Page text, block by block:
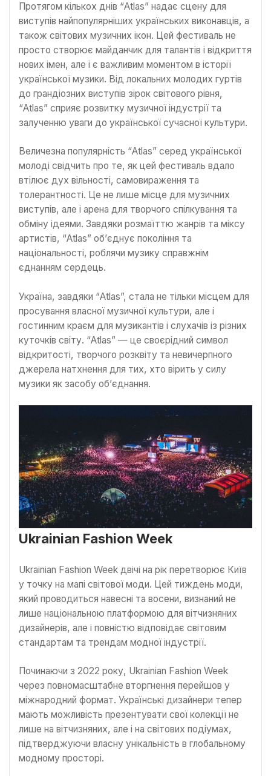
Протягом кількох днів “Atlas” надає сцену для
виступів найпопулярніших українських виконавців, а
також світових музичних ікон. Цей фестиваль не
просто створює майданчик для талантів і відкриття
нових імен, але і є важливим моментом в історії
української музики. Від локальних молодих гуртів
до грандіозних виступів зірок світового рівня,
“Atlas” сприяє розвитку музичної індустрії та
залученню уваги до української сучасної культури.
Величезна популярність “Atlas” серед української
молоді свідчить про те, як цей фестиваль вдало
втілює дух вільності, самовираження та
толерантності. Це не лише місце для музичних
виступів, але і арена для творчого спілкування та
обміну ідеями. Завдяки розмаїттю жанрів та міксу
артистів, “Atlas” об’єднує покоління та
національності, роблячи музику справжнім
єднанням сердець.
Україна, завдяки “Atlas”, стала не тільки місцем для
просування власної музичної культури, але і
гостинним краєм для музикантів і слухачів із різних
куточків світу. “Atlas” — це своєрідний символ
відкритості, творчого розквіту та невичерпного
джерела натхнення для тих, хто вірить у силу
музики як засобу об’єднання.
Ukrainian Fashion Week
Ukrainian Fashion Week двічі на рік перетворює Київ
у точку на мапі світової моди. Цей тиждень моди,
який проводиться навесні та восени, визнаний не
лише національною платформою для вітчизняних
дизайнерів, але і повністю відповідає світовим
стандартам та трендам модної індустрії.
Починаючи з 2022 року, Ukrainian Fashion Week
через повномасштабне вторгнення перейшов у
міжнародний формат. Українські дизайнери тепер
мають можливість презентувати свої колекції не
лише на вітчизняних, але і на світових подіумах,
підтверджуючи власну унікальність в глобальному
модному просторі.